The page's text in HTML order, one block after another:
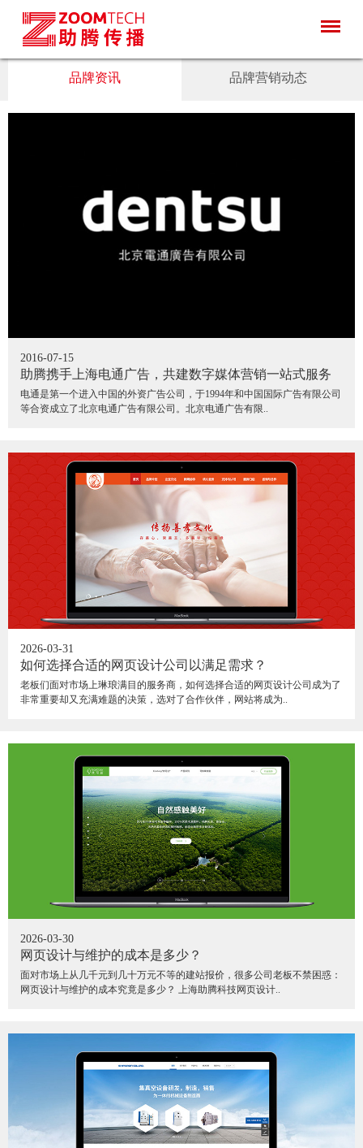
品牌资讯 品牌营销动态
2016-07-15
助腾携手上海电通广告，共建数字媒体营销一站式服务
电通是第一个进入中国的外资广告公司，于1994年和中国国际广告有限公司
等合资成立了北京电通广告有限公司。北京电通广告有限..
2026-03-31
如何选择合适的网页设计公司以满足需求？
老板们面对市场上琳琅满目的服务商，如何选择合适的网页设计公司成为了
非常重要却又充满难题的决策，选对了合作伙伴，网站将成为..
2026-03-30
网页设计与维护的成本是多少？
面对市场上从几千元到几十万元不等的建站报价，很多公司老板不禁困惑：
网页设计与维护的成本究竟是多少？ 上海助腾科技网页设计..